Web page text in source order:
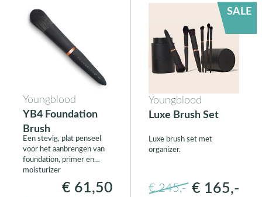
Youngblood
YB4 Foundation
Brush
Een stevig, plat penseel
voor het aanbrengen van
foundation, primer en
moisturizer
€ 61,50
SALE
Youngblood
Luxe Brush Set
Luxe brush set met
organizer.
€ 245,- € 165,-